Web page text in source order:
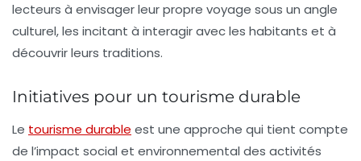
lecteurs à envisager leur propre voyage sous un angle
culturel, les incitant à interagir avec les habitants et à
découvrir leurs traditions.
Initiatives pour un tourisme durable
Le tourisme durable est une approche qui tient compte
de l’impact social et environnemental des activités